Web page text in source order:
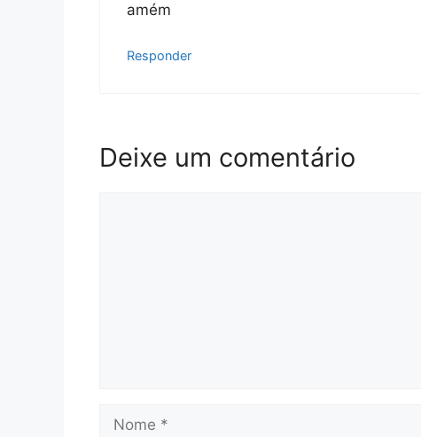
amém
Responder
Deixe um comentário
Nome